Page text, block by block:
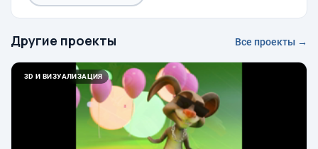
Другие проекты Все проекты →
3D И ВИЗУАЛИЗАЦИЯ